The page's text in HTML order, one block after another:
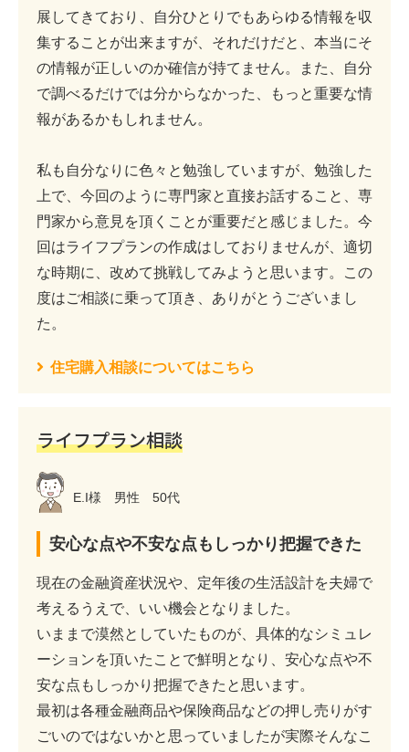
展してきており、自分ひとりでもあらゆる情報を収
集することが出来ますが、それだけだと、本当にそ
の情報が正しいのか確信が持てません。また、自分
で調べるだけでは分からなかった、もっと重要な情
報があるかもしれません。
私も自分なりに色々と勉強していますが、勉強した
上で、今回のように専門家と直接お話すること、専
門家から意見を頂くことが重要だと感じました。今
回はライフプランの作成はしておりませんが、適切
な時期に、改めて挑戦してみようと思います。この
度はご相談に乗って頂き、ありがとうございまし
た。
住宅購入相談についてはこちら
ライフプラン相談
E.I様 男性 50代
安心な点や不安な点もしっかり把握できた
現在の金融資産状況や、定年後の生活設計を夫婦で
考えるうえで、いい機会となりました。
いままで漠然としていたものが、具体的なシミュレ
ーションを頂いたことで鮮明となり、安心な点や不
安な点もしっかり把握できたと思います。
最初は各種金融商品や保険商品などの押し売りがす
ごいのではないかと思っていましたが実際そんなこ